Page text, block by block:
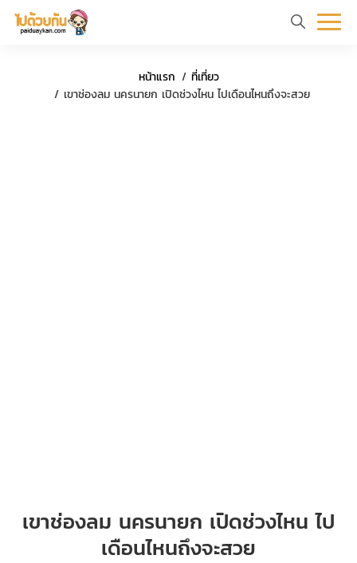
แรกท่อง เที่ยว
หน้าแรก
ที่เที่ยว
เขาช่องลม นครนายก เปิดช่วงไหน ไปเดือนไหนถึงจะสวย
เขาช่องลม นครนายก เปิดช่วงไหน ไป
เดือนไหนถึงจะสวย